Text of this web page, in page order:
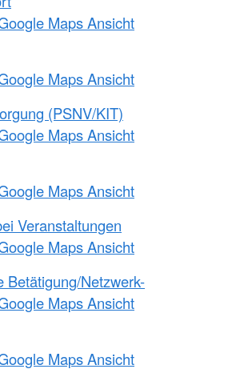
Maps Ansicht
Maps Ansicht
(PSNV/KIT)
Maps Ansicht
Maps Ansicht
Veranstaltungen
Maps Ansicht
Betätigung/Netzwerk-
Maps Ansicht
Maps Ansicht